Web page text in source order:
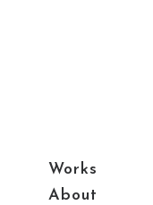
Works
About